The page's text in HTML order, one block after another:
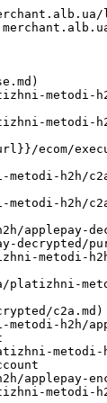
metodi-h2h/googlepay-tm-decrypted/c2a.md)
- [Запит проведення C2A Крок 1](https://docs.merchant.alb.ua/platizhni-metodi-h2h/googlepay-tm-decrypted/c2a/zapit-provedennya-c2a-krok-1.md): {{url}}/ecom/execute\_request/payments/v3/google\_pay/card\_to\_account
- [Запит проведення c2a Крок 2 (3DS)](https://docs.merchant.alb.ua/platizhni-metodi-h2h/googlepay-tm-decrypted/c2a/zapit-provedennya-c2a-krok-2-3ds.md): {{url}}/ecom/execute\_request/payments/v1/google\_pay\_3ds/card\_to\_account
- [GooglePay™ encrypted](https://docs.merchant.alb.ua/platizhni-metodi-h2h/googlepay-tm-encrypted.md)
- [Докуменація GooglePay™](https://docs.merchant.alb.ua/